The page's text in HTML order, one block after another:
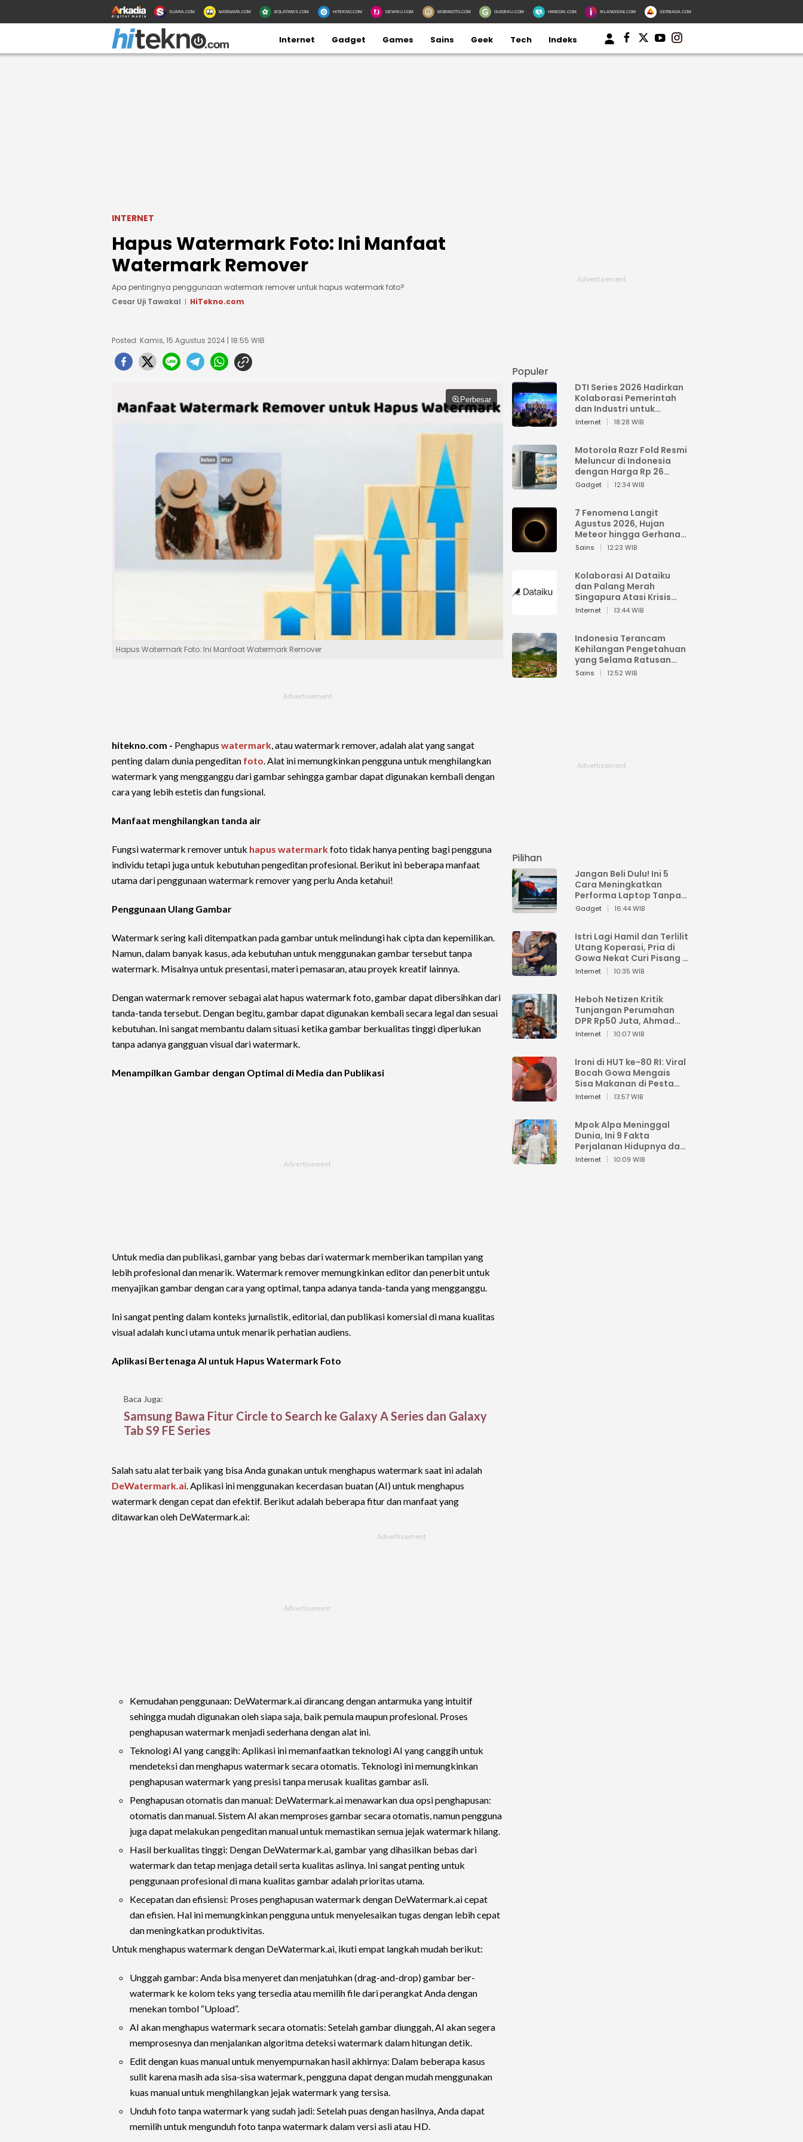
SUARA.COM MATAMATA.COM BOLATIMES.COM HITEKNO.COM DEWIKU.COM MOBIMOTO.COM GUIDEKU.COM HIMEDIK.COM IKLANDISINI.COM SERBADA.COM
Internet Gadget Games Sains Geek Tech Indeks
INTERNET
Hapus Watermark Foto: Ini Manfaat
Watermark Remover
Apa pentingnya penggunaan watermark remover untuk hapus watermark foto?
Cesar Uji Tawakal
HiTekno.com
Posted: Kamis, 15 Agustus 2024 | 18:55 WIB
Perbesar
Hapus Watermark Foto: Ini Manfaat Watermark Remover
hitekno.com - Penghapus watermark, atau watermark remover, adalah alat yang sangat
penting dalam dunia pengeditan foto. Alat ini memungkinkan pengguna untuk menghilangkan
watermark yang mengganggu dari gambar sehingga gambar dapat digunakan kembali dengan
cara yang lebih estetis dan fungsional.
Manfaat menghilangkan tanda air
Fungsi watermark remover untuk hapus watermarkfoto tidak hanya penting bagi pengguna
individu tetapi juga untuk kebutuhan pengeditan profesional. Berikut ini beberapa manfaat
utama dari penggunaan watermark remover yang perlu Anda ketahui!
Penggunaan Ulang Gambar
Watermark sering kali ditempatkan pada gambar untuk melindungi hak cipta dan kepemilikan.
Namun, dalam banyak kasus, ada kebutuhan untuk menggunakan gambar tersebut tanpa
watermark. Misalnya untuk presentasi, materi pemasaran, atau proyek kreatif lainnya.
Dengan watermark remover sebagai alat hapus watermark foto, gambar dapat dibersihkan dari
tanda-tanda tersebut. Dengan begitu, gambar dapat digunakan kembali secara legal dan sesuai
kebutuhan. Ini sangat membantu dalam situasi ketika gambar berkualitas tinggi diperlukan
tanpa adanya gangguan visual dari watermark.
Menampilkan Gambar dengan Optimal di Media dan Publikasi
Untuk media dan publikasi, gambar yang bebas dari watermark memberikan tampilan yang
lebih profesional dan menarik. Watermark remover memungkinkan editor dan penerbit untuk
menyajikan gambar dengan cara yang optimal, tanpa adanya tanda-tanda yang mengganggu.
Ini sangat penting dalam konteks jurnalistik, editorial, dan publikasi komersial di mana kualitas
visual adalah kunci utama untuk menarik perhatian audiens.
Aplikasi Bertenaga AI untuk Hapus Watermark Foto
Baca Juga:
Samsung Bawa Fitur Circle to Search ke Galaxy A Series dan Galaxy
Tab S9 FE Series
Salah satu alat terbaik yang bisa Anda gunakan untuk menghapus watermark saat ini adalah
DeWatermark.ai. Aplikasi ini menggunakan kecerdasan buatan (AI) untuk menghapus
watermark dengan cepat dan efektif. Berikut adalah beberapa fitur dan manfaat yang
ditawarkan oleh DeWatermark.ai:
Kemudahan penggunaan: DeWatermark.ai dirancang dengan antarmuka yang intuitif
sehingga mudah digunakan oleh siapa saja, baik pemula maupun profesional. Proses
penghapusan watermark menjadi sederhana dengan alat ini.
Teknologi AI yang canggih: Aplikasi ini memanfaatkan teknologi AI yang canggih untuk
mendeteksi dan menghapus watermark secara otomatis. Teknologi ini memungkinkan
penghapusan watermark yang presisi tanpa merusak kualitas gambar asli.
Penghapusan otomatis dan manual: DeWatermark.ai menawarkan dua opsi penghapusan:
otomatis dan manual. Sistem AI akan memproses gambar secara otomatis, namun pengguna
juga dapat melakukan pengeditan manual untuk memastikan semua jejak watermark hilang.
Hasil berkualitas tinggi: Dengan DeWatermark.ai, gambar yang dihasilkan bebas dari
watermark dan tetap menjaga detail serta kualitas aslinya. Ini sangat penting untuk
penggunaan profesional di mana kualitas gambar adalah prioritas utama.
Kecepatan dan efisiensi: Proses penghapusan watermark dengan DeWatermark.ai cepat
dan efisien. Hal ini memungkinkan pengguna untuk menyelesaikan tugas dengan lebih cepat
dan meningkatkan produktivitas.
Untuk menghapus watermark dengan DeWatermark.ai, ikuti empat langkah mudah berikut:
Unggah gambar: Anda bisa menyeret dan menjatuhkan (drag-and-drop) gambar ber-
watermark ke kolom teks yang tersedia atau memilih file dari perangkat Anda dengan
menekan tombol “Upload”.
AI akan menghapus watermark secara otomatis: Setelah gambar diunggah, AI akan segera
memprosesnya dan menjalankan algoritma deteksi watermark dalam hitungan detik.
Edit dengan kuas manual untuk menyempurnakan hasil akhirnya: Dalam beberapa kasus
sulit karena masih ada sisa-sisa watermark, pengguna dapat dengan mudah menggunakan
kuas manual untuk menghilangkan jejak watermark yang tersisa.
Unduh foto tanpa watermark yang sudah jadi: Setelah puas dengan hasilnya, Anda dapat
memilih untuk mengunduh foto tanpa watermark dalam versi asli atau HD.
Populer
DTI Series 2026 Hadirkan
Kolaborasi Pemerintah
dan Industri untuk
Percepatan
Internet 18:28 WIB
Motorola Razr Fold Resmi
Meluncur di Indonesia
dengan Harga Rp 26
Jutaan
Gadget 12:34 WIB
7 Fenomena Langit
Agustus 2026, Hujan
Meteor hingga Gerhana
Matahari
Sains 12:23 WIB
Kolaborasi AI Dataiku
dan Palang Merah
Singapura Atasi Krisis
Bencana
Internet 13:44 WIB
Indonesia Terancam
Kehilangan Pengetahuan
yang Selama Ratusan
Tahun Menjaga Alam
Sains 12:52 WIB
Pilihan
Jangan Beli Dulu! Ini 5
Cara Meningkatkan
Performa Laptop Tanpa
Harus Beli Baru
Gadget 16:44 WIB
Istri Lagi Hamil dan Terlilit
Utang Koperasi, Pria di
Gowa Nekat Curi Pisang 4
Tandan Milik Tetangga,
Internet 10:35 WIB
Heboh Netizen Kritik
Tunjangan Perumahan
DPR Rp50 Juta, Ahmad
Sahroni: Enggak Senang
Internet 10:07 WIB
Ironi di HUT ke-80 RI: Viral
Bocah Gowa Mengais
Sisa Makanan di Pesta
Kemerdekaan
Internet 13:57 WIB
Mpok Alpa Meninggal
Dunia, Ini 9 Fakta
Perjalanan Hidupnya dari
Viral hingga Puncak
Internet 10:09 WIB